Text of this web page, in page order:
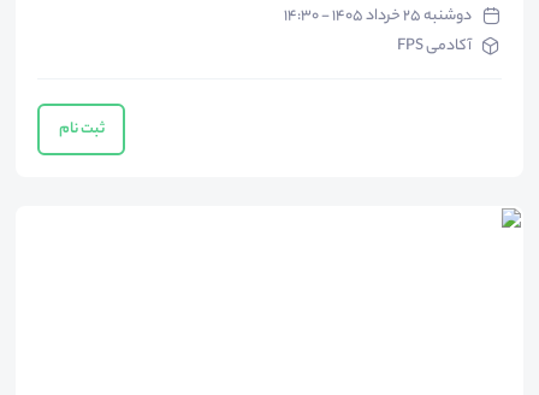
دوشنبه ۲۵ خرداد ۱۴۰۵ - ۱۴:۳۰
آکادمی FPS
ثبت نام